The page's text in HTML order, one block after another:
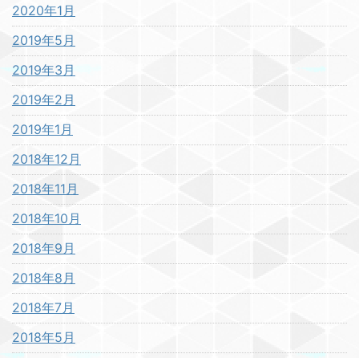
2020年1月
2019年5月
2019年3月
2019年2月
2019年1月
2018年12月
2018年11月
2018年10月
2018年9月
2018年8月
2018年7月
2018年5月